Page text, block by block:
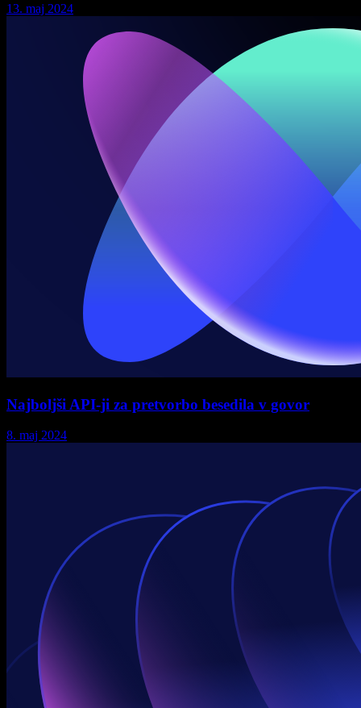
13. maj 2024
Najboljši API-ji za pretvorbo besedila v govor
8. maj 2024